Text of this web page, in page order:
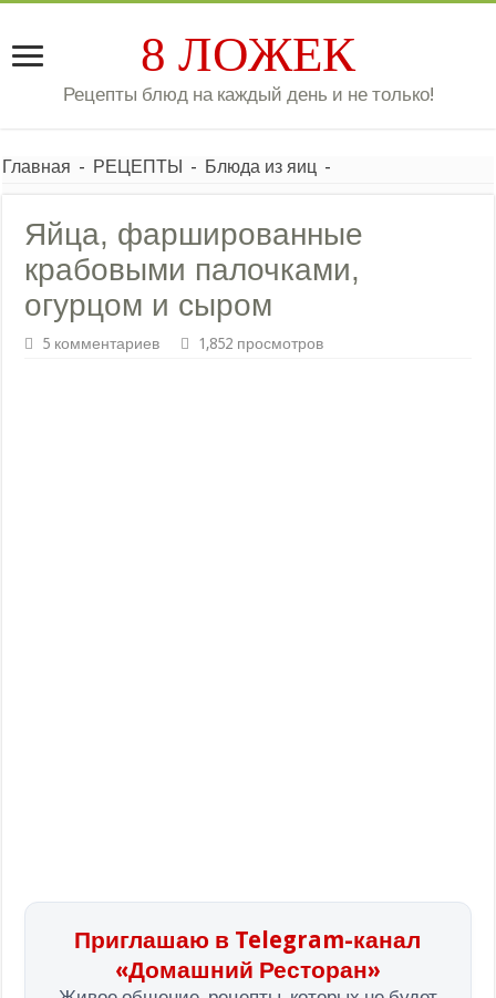
8 ЛОЖЕК
Рецепты блюд на каждый день и не только!
Главная - РЕЦЕПТЫ - Блюда из яиц -
Яйца, фаршированные
крабовыми палочками,
огурцом и сыром
5 комментариев 1,852 просмотров
Приглашаю в Telegram-канал
«Домашний Ресторан»